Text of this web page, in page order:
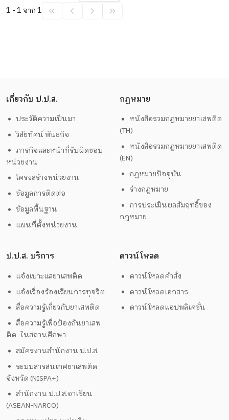
1 - 1 จาก 1
เกี่ยวกับ ป.ป.ส.
ประวัติความเป็นมา
วิสัยทัศน์ พันธกิจ
ภารกิจและหน้าที่รับผิดชอบ
หน่วยงาน
โครงสร้างหน่วยงาน
ข้อมูลการติดต่อ
ข้อมูลพื้นฐาน
แผนที่ตั้งหน่วยงาน
กฎหมาย
หนังสือรวมกฎหมายยาเสพติด
(TH)
หนังสือรวมกฎหมายยาเสพติด
(EN)
กฎหมายปัจจุบัน
ร่างกฎหมาย
การประเมินผลสัมฤทธิ์ของ
กฎหมาย
ป.ป.ส. บริการ
แจ้งเบาะแสยาเสพติด
แจ้งเรื่องร้องเรียนการทุจริต
สื่อความรู้เกี่ยวกับยาเสพติด
สื่อความรู้เพื่อป้องกันยาเสพ
ติด ในสถานศึกษา
สมัครงานสำนักงาน ป.ป.ส.
ระบบสารสนเทศยาเสพติด
จังหวัด (NISPA+)
สำนักงาน ป.ป.ส.อาเซียน
(ASEAN-NARCO)
ดาวน์โหลด
ดาวน์โหลดคำสั่ง
ดาวน์โหลดเอกสาร
ดาวน์โหลดแอปพลิเคชั่น